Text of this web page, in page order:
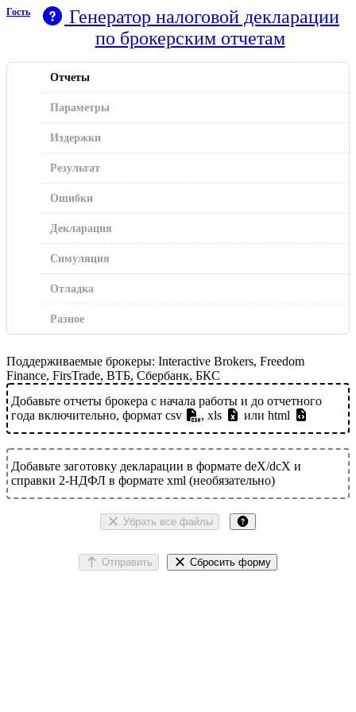
Гость
Генератор налоговой декларации
по брокерским отчетам
Отчеты
Параметры
Издержки
Результат
Ошибки
Декларация
Симуляция
Отладка
Разное
Поддерживаемые брокеры: Interactive Brokers, Freedom
Finance, FirsTrade, ВТБ, Сбербанк, БКС
Добавьте отчеты брокера с начала работы и до отчетного
года включительно, формат csv
, xls или html
Добавьте заготовку декларации в формате deX/dcX и
справки 2-НДФЛ в формате xml (необязательно)
Убрать все файлы
Отправить Сбросить форму